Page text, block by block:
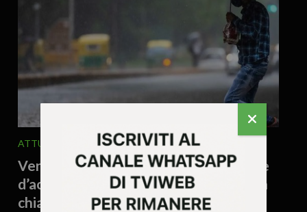
ATTUALITA' EDITORIALE 7 Agosto 2026 - 11.04
Veneto, ormai è clima tropicale: bombe
d’acqua, vento e danni. E continuiamo a
chiamarlo “maltempo”